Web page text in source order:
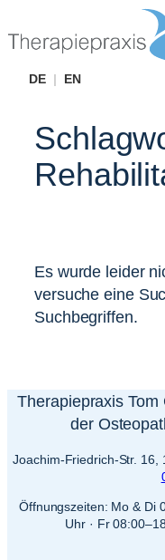
Inhalt
DE | EN
Es wurde leider
versuche eine
Suchbegriffen.
Therapiepraxis Tom
der
Joachim-Friedrich-Str. 16,
Öffnungszeiten: Mo & Di
Uhr · Fr